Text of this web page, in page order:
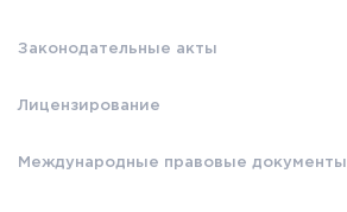
Законодательные акты
Лицензирование
Международные правовые документы